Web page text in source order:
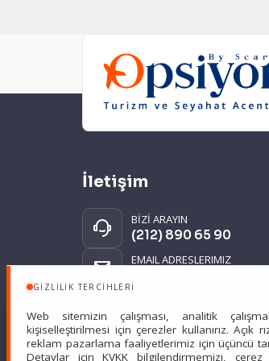
GIZLILIK TERCIHLERI
Web sitemizin çalışması, analitik
kişiselleştirilmesi için çerezler kullanırız. Açık
reklam pazarlama faaliyetlerimiz için üçüncü
Detaylar içinKVKK bilgilendirmemizi, çerez
İletişim
BİZİ ARAYIN
(212) 890 65 90
EMAIL ADRESLERIMIZ
MİTHATPAŞA MAH.
DİSPANSER SOK.
KEMERBURGAZ
EYÜPSULTAN